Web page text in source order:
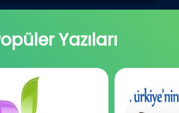
Yazıları